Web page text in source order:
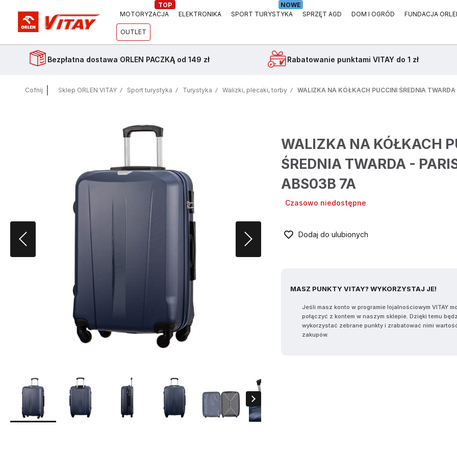
MOTORYZACJA
TOP
ELEKTRONIKA
SPORT TURYSTYKA
NOWE
SPRZĘT AGD
DOM I OGRÓD FUNDACJA
OUTLET
Bezpłatna dostawa ORLEN PACZKĄ od 149 zł Rabatowanie punktami VITAY do 1 zł
Cofnij Sklep ORLEN VITAY Sport turystyka Turystyka Walizki, plecaki, torby WALIZKA NA KÓŁKACH PUCCINI ŚREDNIA
WALIZKA NA KÓŁKACH
ŚREDNIA TWARDA -
ABS03B 7A
Czasowo niedostępne
Dodaj do ulubionych
MASZ PUNKTY VITAY? WYKORZYSTAJ JE!
Jeśli masz konto w programie lojalnościowym VITAY
połączyć z kontem w naszym sklepie. Dzięki temu
wykorzystać zebrane punkty i zrabatować nimi
zakupów.